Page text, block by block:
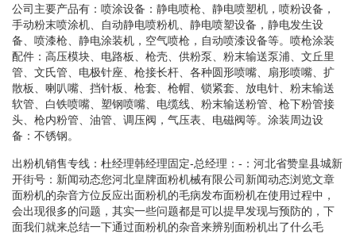
公司主要产品有：喷涂设备：静电喷枪、静电喷塑机，喷粉设备，
手动粉末喷涂机、自动静电喷粉机、静电喷塑设备，静电发生设
备、喷漆枪、静电涂装机，空气喷枪，自动喷漆设备等。喷枪涂装
配件：高压模块、电路板、枪壳、供粉泵、粉末输送泵浦、文丘里
管、文氏管、电极针座、枪接长杆、各种圆形喷嘴、扇形喷嘴、扩
散板、喇叭嘴、挡针板、枪套、枪帽、锁紧套、放电针、粉末输送
软管、白铁喷嘴、塑钢喷嘴、电缆线、粉末输送粉管、枪下粉管接
头、枪内粉管、油管、调压阀，气压表、电磁阀等。涂装周边设
备：不锈钢。
出粉机销售专线：杜经理韩经理固定-总经理：-：河北省赞皇县城新
开街号：新闻动态您河北皇牌面粉机械有限公司新闻动态浏览文章
面粉机的杂音方位反应出面粉机的毛病发布面粉机在使用过程中，
会出现很多的问题，其实一些问题都是可以提早发现与预防的，下
面我们就来总结一下通过面粉机的杂音来辨别面粉机出了什么毛